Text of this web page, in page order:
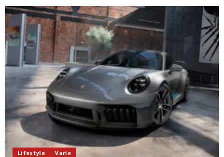
Lifestyle Varie